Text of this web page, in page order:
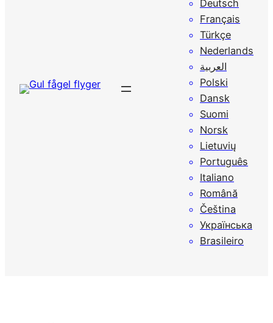
Deutsch
Français
Türkçe
Nederlands
العربية
Polski
Dansk
Suomi
Norsk
Lietuvių
Português
Italiano
Română
Čeština
Українська
Brasileiro